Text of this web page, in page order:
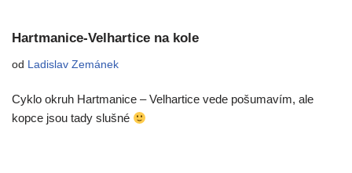
Hartmanice-Velhartice na kole
od Ladislav Zemánek
Cyklo okruh Hartmanice – Velhartice vede pošumavím, ale
kopce jsou tady slušné